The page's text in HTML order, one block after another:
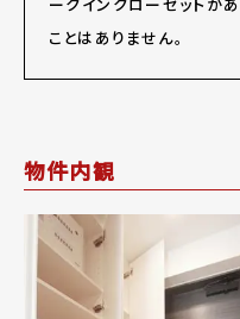
ークインクローゼットが
ことはありません。
物件内観